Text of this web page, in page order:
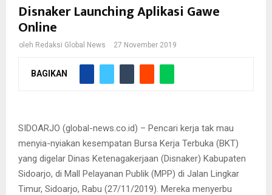
Disnaker Launching Aplikasi Gawe
Online
oleh Redaksi Global News 27 November 2019
BAGIKAN
Bursa Kerja Terbuka (BKT) yang digelar Dinas Ketenagakerjaan
SIDOARJO (global-news.co.id) – Pencari kerja tak mau
menyia-nyiakan kesempatan Bursa Kerja Terbuka (BKT)
yang digelar Dinas Ketenagakerjaan (Disnaker) Kabupaten
Sidoarjo, di Mall Pelayanan Publik (MPP) di Jalan Lingkar
Timur, Sidoarjo, Rabu (27/11/2019). Mereka menyerbu